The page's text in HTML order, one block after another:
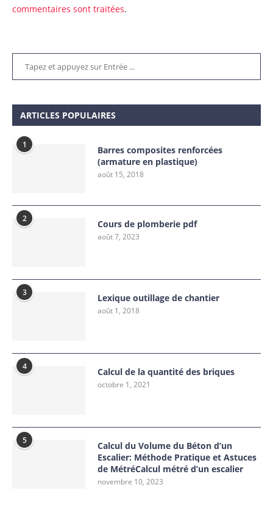
commentaires sont traitées.
ARTICLES POPULAIRES
1
Barres composites renforcées
(armature en plastique)
août 15, 2018
2 Cours de plomberie pdf
août 7, 2023
3 Lexique outillage de chantier
août 1, 2018
4 Calcul de la quantité des briques
octobre 1, 2021
5
Calcul du Volume du Béton d’un
Escalier: Méthode Pratique et Astuces
de MétréCalcul métré d’un escalier
novembre 10, 2023